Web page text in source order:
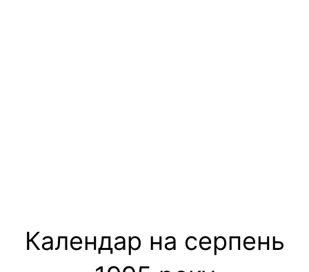
Календар на серпень